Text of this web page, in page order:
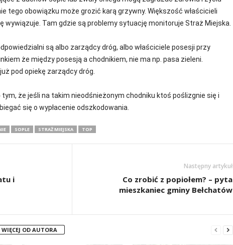
tego obowiązku może grozić karą grzywny. Większość właścicieli
wywiązuje. Tam gdzie są problemy sytuację monitoruje Straż Miejska.
są albo zarządcy dróg, albo właściciele posesji przy
że między posesją a chodnikiem, nie ma np. pasa zieleni.
pod opiekę zarządcy dróg.
że jeśli na takim nieodśnieżonym chodniku ktoś poślizgnie się i
się o wypłacenie odszkodowania.
SOPLE STRAŻ MIEJSKA TOP
i
Następny artykuł
Co zrobić z popiołem? – pyta
mieszkaniec gminy Bełchatów
WIĘCEJ OD AUTORA